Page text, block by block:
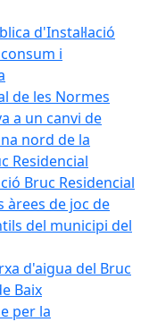
d'Instal·lació
i
de les Normes
a un canvi de
nord de la
Residencial
Bruc Residencial
àrees de joc de
del municipi del
d'aigua del Bruc
Baix
per la